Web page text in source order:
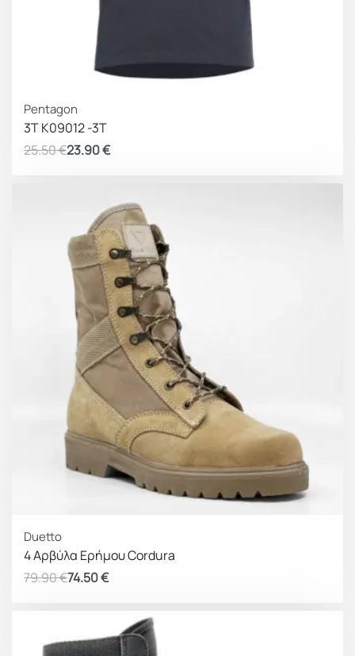
Pentagon
3T K09012 -3T
25.50€23.90€
Duetto
4 Αρβύλα Ερήμου Cordura
79.90€74.50€